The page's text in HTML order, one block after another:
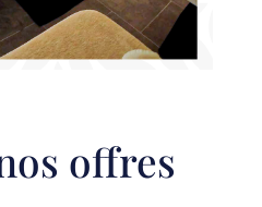
offres